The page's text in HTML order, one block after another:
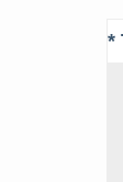
*